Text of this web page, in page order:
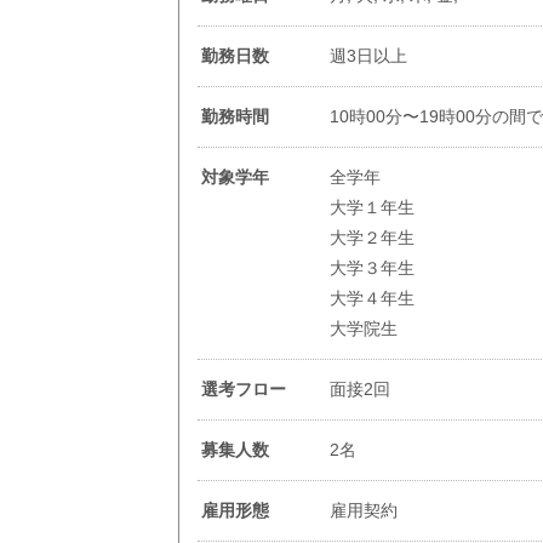
勤務日数 週3日以上
勤務時間 10時00分〜19時00分の間
対象学年
全学年
大学１年生
大学２年生
大学３年生
大学４年生
大学院生
選考フロー 面接2回
募集人数 2名
雇用形態 雇用契約